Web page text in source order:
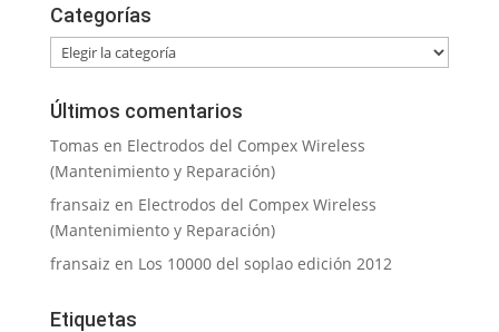
Categorías
Categorías
Últimos comentarios
Tomas en Electrodos del Compex Wireless
(Mantenimiento y Reparación)
fransaiz en Electrodos del Compex Wireless
(Mantenimiento y Reparación)
fransaiz en Los 10000 del soplao edición 2012
Etiquetas